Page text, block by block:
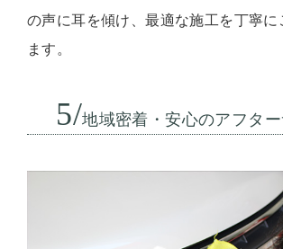
の声に耳を傾け、最適な施工を丁寧に
ます。
5/地域密着・安心のアフター